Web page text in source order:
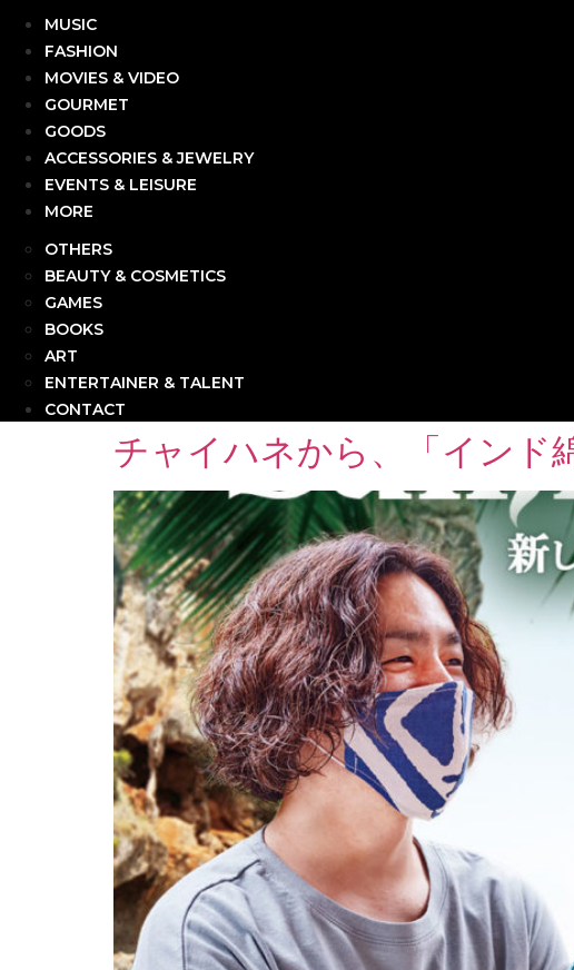
MUSIC
FASHION
MOVIES & VIDEO
GOURMET
GOODS
ACCESSORIES & JEWELRY
EVENTS & LEISURE
MORE
OTHERS
BEAUTY & COSMETICS
GAMES
BOOKS
ART
ENTERTAINER & TALENT
CONTACT
チャイハネから、「インド